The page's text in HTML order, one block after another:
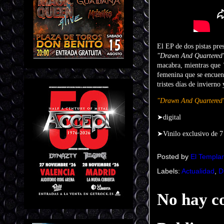
El EP de dos pistas
"Drawn And
macabra, mientras que
femenina que se
tristes días de invierno
"Drawn And
➤digital
➤Vinilo exclusivo de 7
Posted by El
Labels: Actualidad
No hay